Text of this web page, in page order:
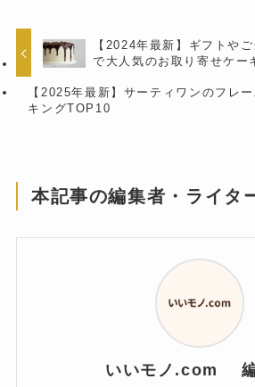
【2024年最新】ギフトや
で大人気のお取り寄せケー
【2025年最新】サーティワンのフレ
キングTOP10
本記事の編集者・ライタ
いいモノ.com